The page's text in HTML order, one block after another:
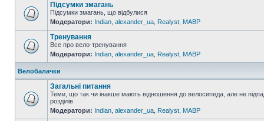
Підсумки змагань
Підсумки змагань, що відбулися
Модератори: Indian alexander_ua Realyst MABP
Тренування
Все про вело-тренування
Модератори: Indian alexander_ua Realyst MABP
Велобалачки
Загальні питання
Теми, що так чи інакше мають відношення до велосипеда, але не
розділів
Модератори: Indian alexander_ua Realyst MABP